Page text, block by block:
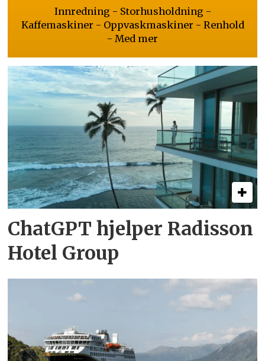
Innredning - Storhusholdning -
Kaffemaskiner - Oppvaskmaskiner - Renhold
- Med mer
ChatGPT hjelper Radisson
Hotel Group